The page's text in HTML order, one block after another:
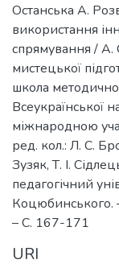
Останська А.
використання
спрямування / А.
мистецької
школа
Всеукраїнської
міжнародною
ред. кол.: Л. С.
Зузяк, Т. І.
педагогічний
– С. 167-171
URI